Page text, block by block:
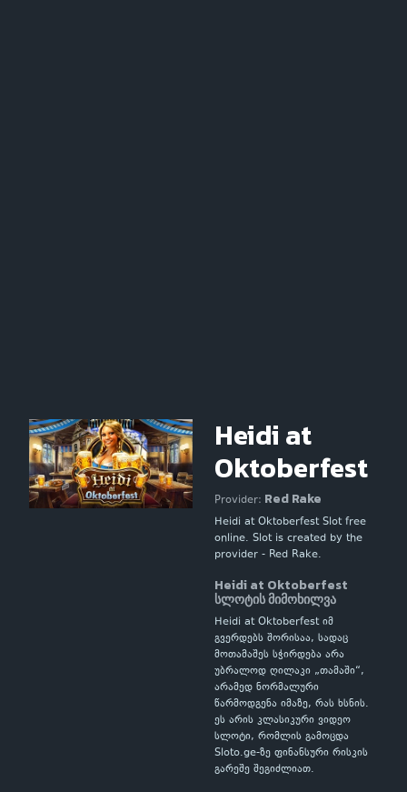
Heidi at
Oktoberfest
Provider: Red Rake
Heidi at Oktoberfest Slot free
online. Slot is created by the
provider - Red Rake.
Heidi at Oktoberfest
სლოტის მიმოხილვა
Heidi at Oktoberfest იმ
გვერდებს შორისაა, სადაც
მოთამაშეს სჭირდება არა
უბრალოდ ღილაკი „თამაში“,
არამედ ნორმალური
წარმოდგენა იმაზე, რას ხსნის.
ეს არის კლასიკური ვიდეო
სლოტი, რომლის გამოცდა
Sloto.ge-ზე ფინანსური რისკის
გარეშე შეგიძლიათ.